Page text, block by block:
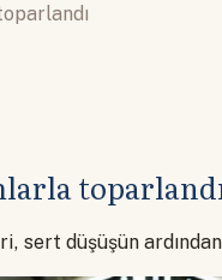
sert düşüşün